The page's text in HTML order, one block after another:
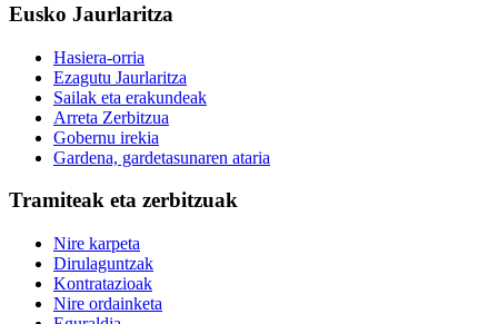
Eusko Jaurlaritza
Hasiera-orria
Ezagutu Jaurlaritza
Sailak eta erakundeak
Arreta Zerbitzua
Gobernu irekia
Gardena, gardetasunaren ataria
Tramiteak eta zerbitzuak
Nire karpeta
Dirulaguntzak
Kontratazioak
Nire ordainketa